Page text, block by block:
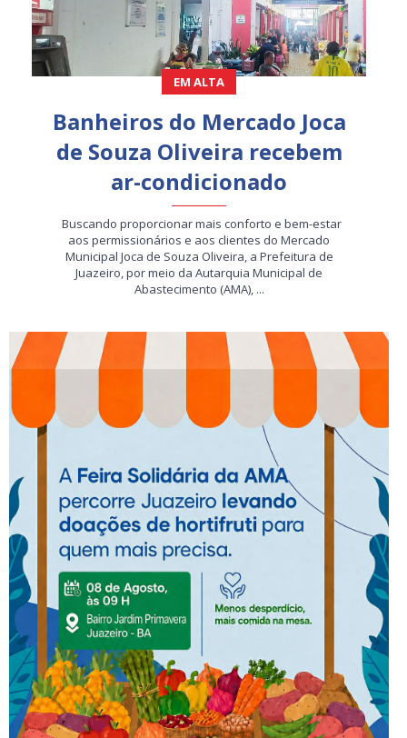
EM ALTA
Banheiros do Mercado Joca
de Souza Oliveira recebem
ar-condicionado
Buscando proporcionar mais conforto e bem-estar
aos permissionários e aos clientes do Mercado
Municipal Joca de Souza Oliveira, a Prefeitura de
Juazeiro, por meio da Autarquia Municipal de
Abastecimento (AMA), ...